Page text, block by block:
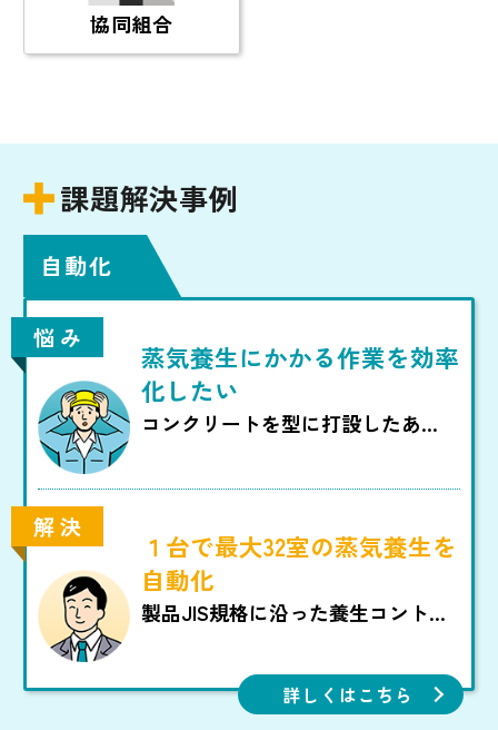
協同組合
課題解決事例
自動化
悩 み
蒸気養生にかかる作業を効率
化したい
コンクリートを型に打設したあ
てしまう事がある。
工場ごとに生産実績データの管理
者が必要となるが、現在は代行で
きる人員がいない。データの管理
解 決
１台で最大32室の蒸気養生を
自動化
製品JIS規格に沿った養生コントロ
し、管理の記録をデータで保存。
複数工場の生産実績データを集約
詳しくはこちら